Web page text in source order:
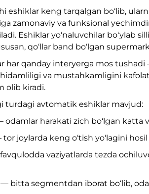
eshiklar keng tarqalgan bo‘lib,
zamonaviy va funksional
Eshiklar yo‘naluvchilar bo‘ylab
qo‘llar band bo‘lgan
har qanday interyerga mos
va mustahkamligini
olib kiradi.
turdagi avtomatik eshiklar mavjud:
harakati zich bo‘lgan katta
joylarda keng o‘tish yo‘lagini
vaziyatlarda tezda
bitta segmentdan iborat bo‘lib,